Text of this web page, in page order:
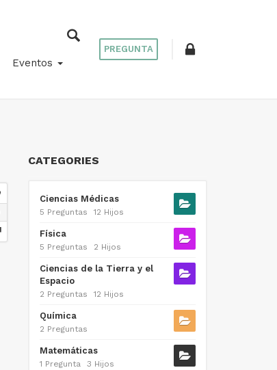
Eventos
PREGUNTA
CATEGORIES
Ciencias Médicas
5 Preguntas 12 Hijos
Física
5 Preguntas 2 Hijos
Ciencias de la Tierra y el
Espacio
2 Preguntas 12 Hijos
Química
2 Preguntas
Matemáticas
1 Pregunta 3 Hijos